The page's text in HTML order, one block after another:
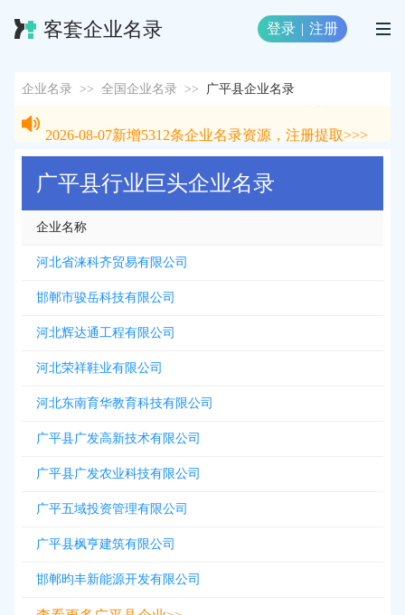
客套企业名录 登录 | 注册
企业名录 >> 全国企业名录 >> 广平县企业名录
2026-08-07新增5312条企业名录资源，注册提取>>>
广平县行业巨头企业名录
企业名称
河北省涞科齐贸易有限公司
邯郸市骏岳科技有限公司
河北辉达通工程有限公司
河北荣祥鞋业有限公司
河北东南育华教育科技有限公司
广平县广发高新技术有限公司
广平县广发农业科技有限公司
广平五域投资管理有限公司
广平县枫亨建筑有限公司
邯郸昀丰新能源开发有限公司